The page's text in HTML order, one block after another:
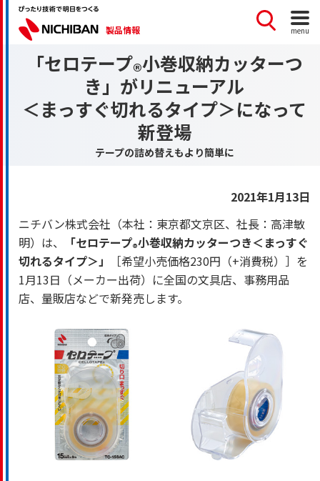
製品情報 menu
「セロテープ®小巻収納カッターつ
き」がリニューアル
＜まっすぐ切れるタイプ＞になって
新登場
テープの詰め替えもより簡単に
2021年1月13日
ニチバン株式会社（本社：東京都文京区、社長：高津敏
明）は、
「セロテープ®小巻収納カッターつき＜まっすぐ
切れるタイプ＞」
［希望小売価格230円（+消費税）］を
1月13日（メーカー出荷）に全国の文具店、事務用品
店、量販店などで新発売します。